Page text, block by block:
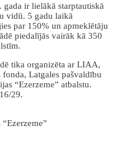
ir lielākā starptautiskā
vidū. 5 gadu laikā
par 150% un apmeklētāju
piedalījās vairāk kā 350
tika organizēta ar LIAA,
fonda, Latgales pašvaldību
“Ezerzeme” atbalstu.
29.